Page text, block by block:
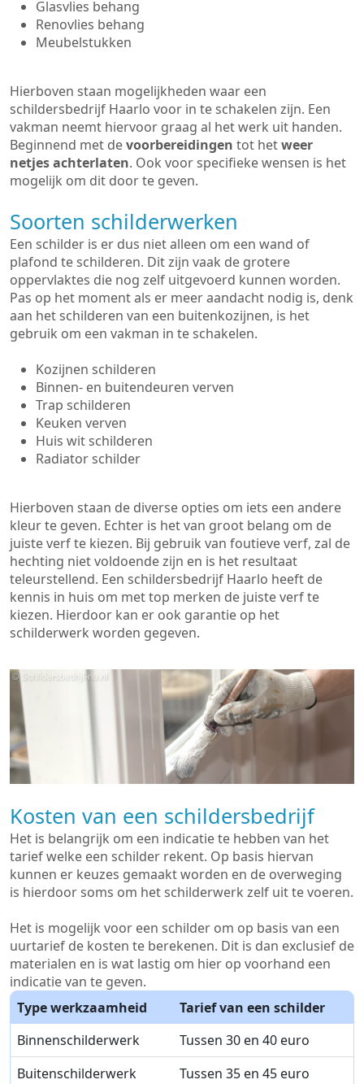
Glasvlies behang
Renovlies behang
Meubelstukken
Hierboven staan mogelijkheden waar een
schildersbedrijf Haarlo voor in te schakelen zijn. Een
vakman neemt hiervoor graag al het werk uit handen.
Beginnend met devoorbereidingen tot hetweer
netjes achterlaten. Ook voor specifieke wensen is het
mogelijk om dit door te geven.
Soorten schilderwerken
Een schilder is er dus niet alleen om een wand of
plafond te schilderen. Dit zijn vaak de grotere
oppervlaktes die nog zelf uitgevoerd kunnen worden.
Pas op het moment als er meer aandacht nodig is, denk
aan het schilderen van een buitenkozijnen, is het
gebruik om een vakman in te schakelen.
Kozijnen schilderen
Binnen- en buitendeuren verven
Trap schilderen
Keuken verven
Huis wit schilderen
Radiator schilder
Hierboven staan de diverse opties om iets een andere
kleur te geven. Echter is het van groot belang om de
juiste verf te kiezen. Bij gebruik van foutieve verf, zal de
hechting niet voldoende zijn en is het resultaat
teleurstellend. Een schildersbedrijf Haarlo heeft de
kennis in huis om met top merken de juiste verf te
kiezen. Hierdoor kan er ook garantie op het
schilderwerk worden gegeven.
Kosten van een schildersbedrijf
Het is belangrijk om een indicatie te hebben van het
tarief welke een schilder rekent. Op basis hiervan
kunnen er keuzes gemaakt worden en de overweging
is hierdoor soms om het schilderwerk zelf uit te voeren.
Het is mogelijk voor een schilder om op basis van een
uurtarief de kosten te berekenen. Dit is dan exclusief de
materialen en is wat lastig om hier op voorhand een
indicatie van te geven.
Type werkzaamheid
Tarief van een schilder
Binnenschilderwerk
Tussen 30 en 40 euro
Buitenschilderwerk
Tussen 35 en 45 euro